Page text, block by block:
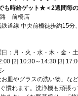
も時給ゲット★＜2週間毎
路 前橋店
道線 中央前橋徒歩約15分
毛線 前橋北口徒歩約27分
：月・火・水・木・金・
[2] 10:30～14:30 [3]
...
皿やグラスの洗い物」な
慣れます。洗浄機も頑張